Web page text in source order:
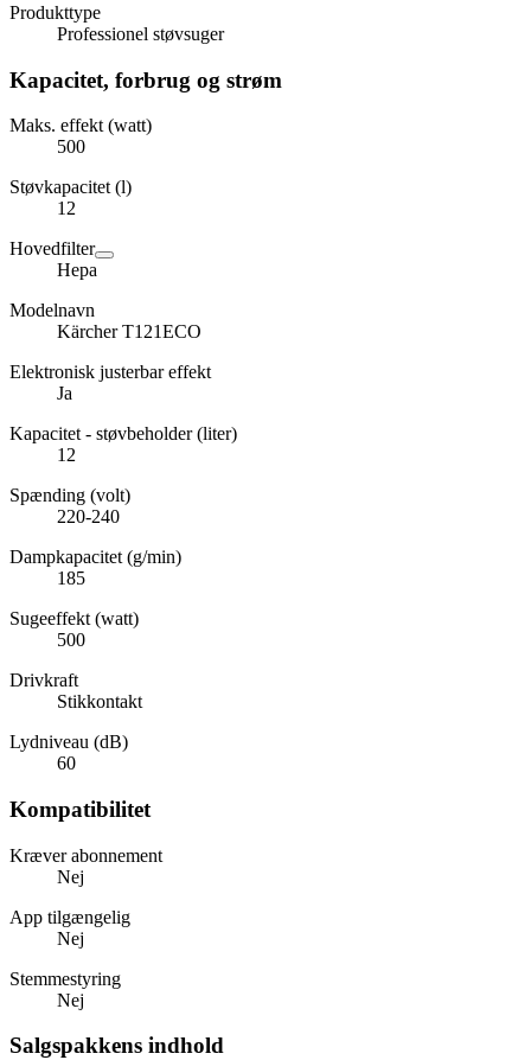
Produkttype
Professionel støvsuger
Kapacitet, forbrug og strøm
Maks. effekt (watt)
500
Støvkapacitet (l)
12
Hovedfilter
Hepa
Modelnavn
Kärcher T121ECO
Elektronisk justerbar effekt
Ja
Kapacitet - støvbeholder (liter)
12
Spænding (volt)
220-240
Dampkapacitet (g/min)
185
Sugeeffekt (watt)
500
Drivkraft
Stikkontakt
Lydniveau (dB)
60
Kompatibilitet
Kræver abonnement
Nej
App tilgængelig
Nej
Stemmestyring
Nej
Salgspakkens indhold